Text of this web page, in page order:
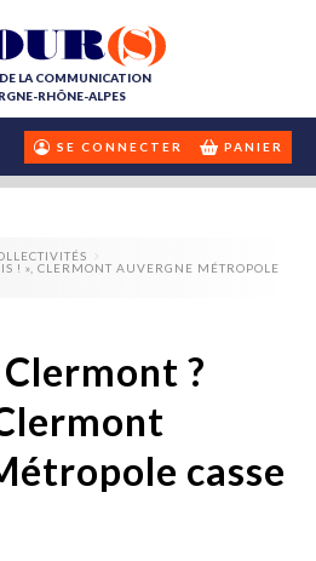
LA COMMUNICATION
RHÔNE-ALPES
SE CONNECTER PANIER
! », CLERMONT AUVERGNE MÉTROPOLE
?
casse